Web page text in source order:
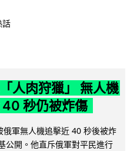
話
人肉狩獵」 無人機
秒仍被炸傷
軍無人機追擊近 40 秒後被炸
公開。他直斥俄軍對平民進行